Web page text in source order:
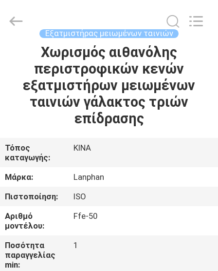
ΠΡΟΪΌΝΤΑ
ΠΕΡΊΠΟΥ
ΕΜΕΊΣ
ΓΎΡΟΣ
ΕΡΓΟΣΤΑΣΊΩΝ
ΠΟΙΟΤΙΚΌΣ
ΈΛΕΓΧΟΣ
Industry
Co.,Ltd.
Εξατμιστήρας μειωμένων ταινιών
Χωρισμός αιθανόλης
περιστροφικών κενών
εξατμιστήρων μειωμένων
ταινιών γάλακτος τριών
επίδρασης
Τόπος
καταγωγής:
ΚΙΝΑ
Μάρκα:
Lanphan
Πιστοποίηση:
ISO
Αριθμό
μοντέλου:
Ffe-50
Ποσότητα
παραγγελίας
min:
1